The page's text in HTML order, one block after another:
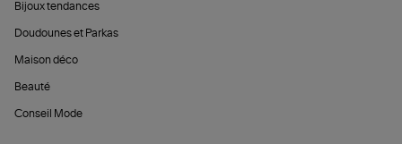
Bijoux tendances
Doudounes et Parkas
Maison déco
Beauté
Conseil Mode